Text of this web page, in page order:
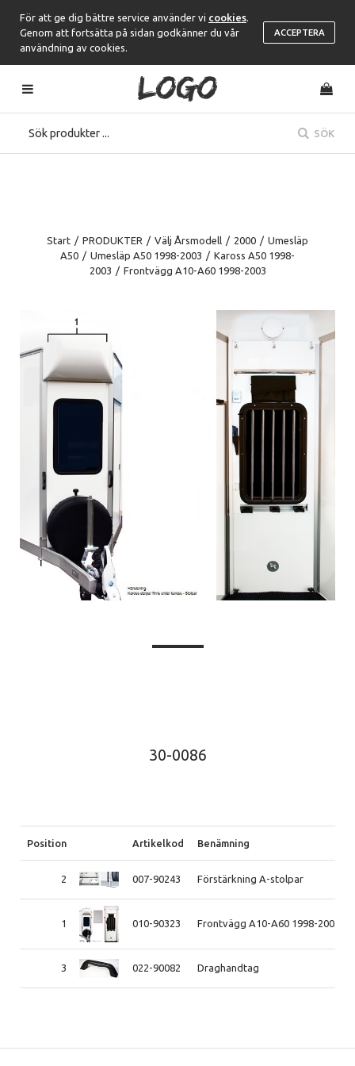
För att ge dig bättre service använder vi cookies
Genom att fortsätta på sidan godkänner du vår
användning av cookies.
ACCEPTERA
SÖK
Start / PRODUKTER / Välj Årsmodell / 2000 / Umesläp
A50 / Umesläp A50 1998-2003 / Kaross A50 1998-
2003 / Frontvägg A10-A60 1998-2003
30-0086
Position Artikelkod Benämning
2 007-90243 Förstärkning A-stolpar
1 010-90323 Frontvägg A10-A60 1998-2003
3 022-90082 Draghandtag